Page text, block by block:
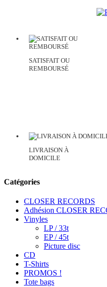
SATISFAIT OU
REMBOURSÉ
LIVRAISON À
DOMICILE
Catégories
CLOSER RECORDS
Adhésion CLOSER
Vinyles
LP / 33t
EP / 45t
Picture disc
CD
T-Shirts
PROMOS !
Tote bags